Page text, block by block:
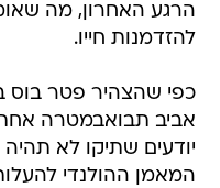
הרגע האחרון, מה
להזדמנות חייו.
כפי שהצהיר פטר בוס
אביב תבואבמטרה
יודעים שתיקו לא תהיה
המאמן ההולנדי